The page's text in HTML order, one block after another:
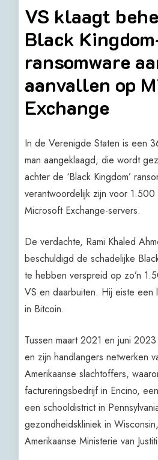
VS klaagt
Black
ransomware
aanvallen op
Exchange
In de Verenigde Staten is een
man aangeklaagd, die wordt
achter de ‘Black Kingdom’
verantwoordelijk zijn voor 1.500
Microsoft Exchange-servers.
De verdachte, Rami Khaled
beschuldigd de schadelijke
te hebben verspreid op zo’n
VS en daarbuiten. Hij eiste
in Bitcoin.
Tussen maart 2021 en juni
en zijn handlangers netwerken
Amerikaanse slachtoffers,
factureringsbedrijf in Encino,
een schooldistrict in
gezondheidskliniek in
Amerikaanse Ministerie van